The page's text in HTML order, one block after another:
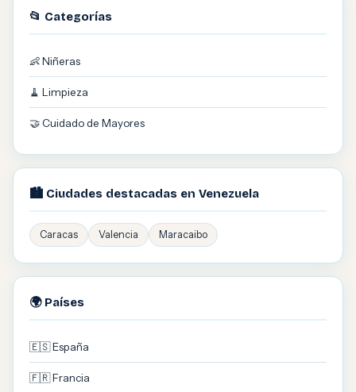
📂 Categorías
👶 Niñeras
🧹 Limpieza
🤝 Cuidado de Mayores
🏙️ Ciudades destacadas en Venezuela
Caracas Valencia Maracaibo
🌍 Países
🇪🇸 España
🇫🇷 Francia